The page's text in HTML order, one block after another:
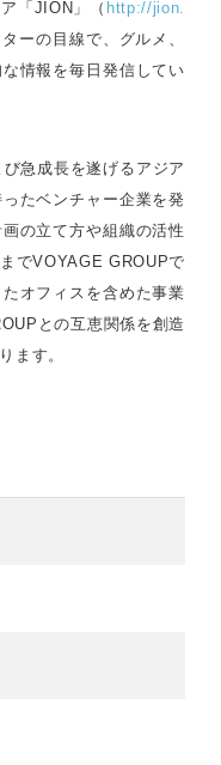
「JION」（ http://jion.
ーの目線で、グルメ、
情報を毎日発信してい
急成長を遂げるアジア
たベンチャー企業を発
の立て方や組織の活性
でVOYAGE GROUPで
オフィスを含めた事業
との互恵関係を創造
ます。